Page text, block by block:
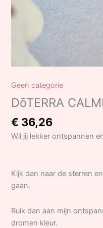
Geen categorie
DōTERRA
€ 36,26
Wil jij lekker ontspannen
Kijk dan naar de sterren
Ruik dan aan mijn
dromen kleur.